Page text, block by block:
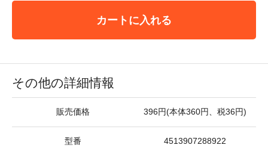
カートに入れる
その他の詳細情報
販売価格 396円(本体360円、税36円)
型番 4513907288922